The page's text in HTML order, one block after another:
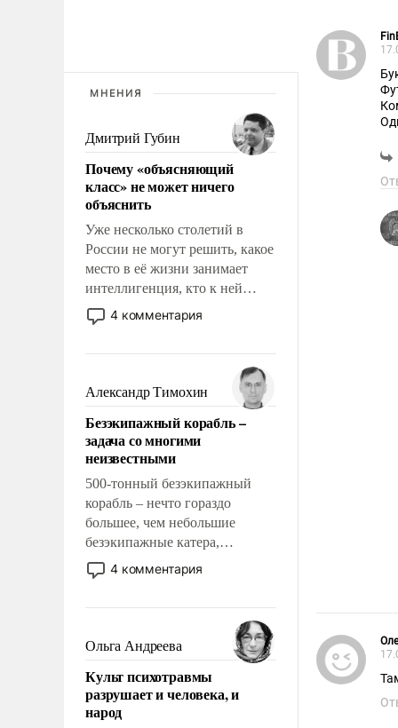
МНЕНИЯ
Дмитрий Губин
Почему «объясняющий
класс» не может ничего
объяснить
Уже несколько столетий в
России не могут решить, какое
место в её жизни занимает
интеллигенция, кто к ней
принадлежит, а кого из неё
исключили с правом
чем она отличается от просто
образованных людей. Иногда
казалось, что эти вопросы
решены раз и навсегда, но –
нет, не решены.
4 комментария
Александр Тимохин
Безэкипажный корабль –
задача со многими
неизвестными
500-тонный безэкипажный
корабль – нечто гораздо
большее, чем небольшие
безэкипажные катера,
применение которых уже
стало обыденностью. Задача по
сложна и амбициозна. Однако
и ее реализация радикально
поднимет наши боевые
возможности.
4 комментария
Ольга Андреева
Культ психотравмы
разрушает и человека, и
народ